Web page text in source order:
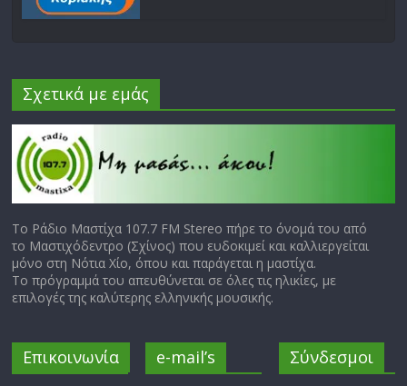
Σχετικά με εμάς
Το Ράδιο Μαστίχα 107.7 FM Stereo πήρε το όνομά του από
το Μαστιχόδεντρο (Σχίνος) που ευδοκιμεί και καλλιεργείται
μόνο στη Νότια Χίο, όπου και παράγεται η μαστίχα.
Το πρόγραμμά του απευθύνεται σε όλες τις ηλικίες, με
επιλογές της καλύτερης ελληνικής μουσικής.
Επικοινωνία e-mail’s Σύνδεσμοι